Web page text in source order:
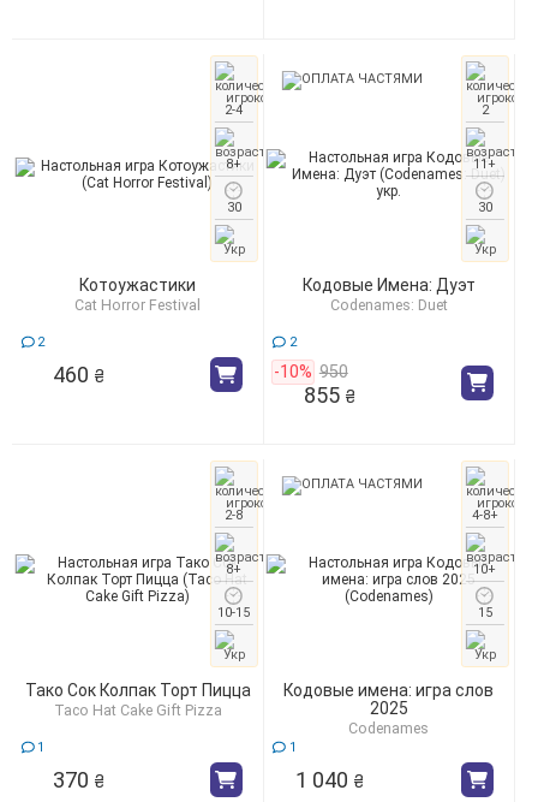
Котоужастики
Cat Horror Festival
2-4
8+
30
2
460 ₴
Кодовые Имена: Дуэт
Codenames: Duet
2
11+
30
2
-10% 950
855 ₴
Тако Сок Колпак Торт Пицца
Taco Hat Cake Gift Pizza
2-8
8+
10-15
1
370 ₴
Кодовые имена: игра слов
2025
Codenames
4-8+
10+
15
1
1 040 ₴